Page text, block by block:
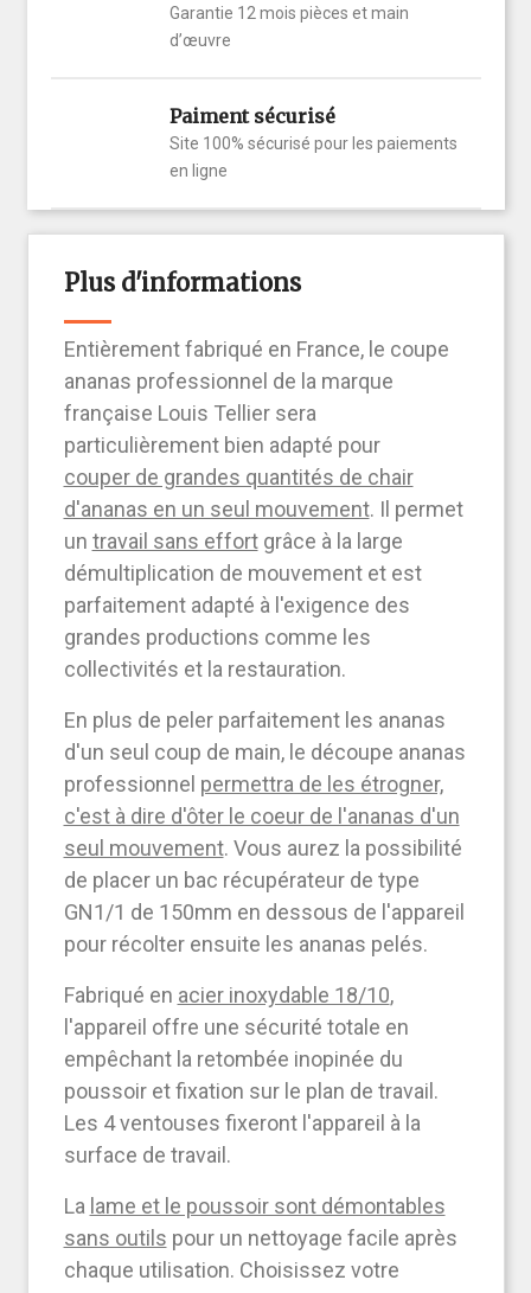
Garantie 12 mois pièces et main
d’œuvre
Paiment sécurisé
Site 100% sécurisé pour les paiements
en ligne
Plus d'informations
Entièrement fabriqué en France, le coupe
ananas professionnel de la marque
française Louis Tellier sera
particulièrement bien adapté pour
couper de grandes quantités de chair
d'ananas en un seul mouvement. Il permet
un travail sans effortgrâce à la large
démultiplication de mouvement et est
parfaitement adapté à l'exigence des
grandes productions comme les
collectivités et la restauration.
En plus de peler parfaitement les ananas
d'un seul coup de main, le découpe ananas
professionnel permettra de les étrogner,
c'est à dire d'ôter le coeur de l'ananas d'un
seul mouvement. Vous aurez la possibilité
de placer un bac récupérateur de type
GN1/1 de 150mm en dessous de l'appareil
pour récolter ensuite les ananas pelés.
Fabriqué en acier inoxydable 18/10,
l'appareil offre une sécurité totale en
empêchant la retombée inopinée du
poussoir et fixation sur le plan de travail.
Les 4 ventouses fixeront l'appareil à la
surface de travail.
La lame et le poussoir sont démontables
sans outils pour un nettoyage facile après
chaque utilisation. Choisissez votre